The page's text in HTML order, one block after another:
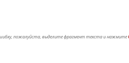
пожалуйста, выделите фрагмент текста и нажмите